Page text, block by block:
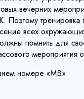
вечерних
Поэтому
всех
помнить для
мероприятия
номере «МВ».